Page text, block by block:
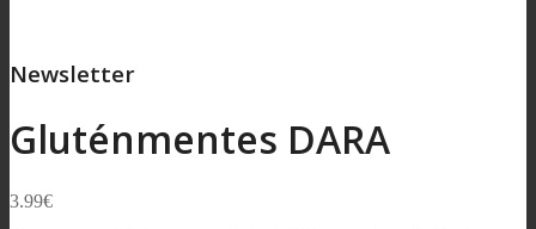
Newsletter
Gluténmentes DARA
3.99€